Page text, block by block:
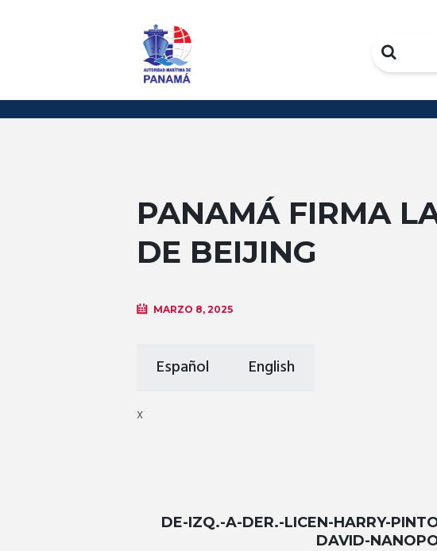
Search
PANAMÁ FIRMA
DE BEIJING
MARZO 8, 2025
Español English
x
DE-IZQ.-A-DER.-LICEN-HARRY-
DAVID-